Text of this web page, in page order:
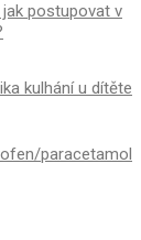
postupovat v
kulhání u dítěte
paracetamol